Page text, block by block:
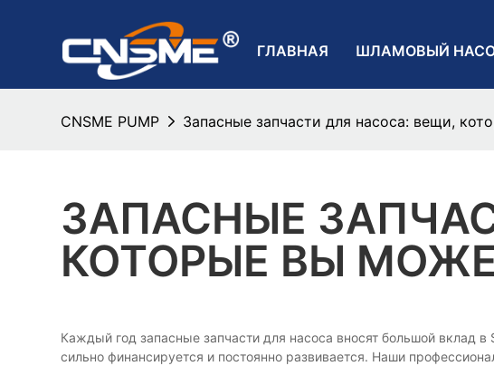
ГЛАВНАЯ ШЛАМОВЫЙ
CNSME PUMP Запасные запчасти для насоса: вещи,
ЗАПАСНЫЕ
КОТОРЫЕ ВЫ
Каждый год запасные запчасти для насоса вносят большой вклад
сильно финансируется и постоянно развивается. Наши